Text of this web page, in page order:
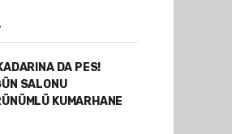
DA PES!
SALONU
KUMARHANE